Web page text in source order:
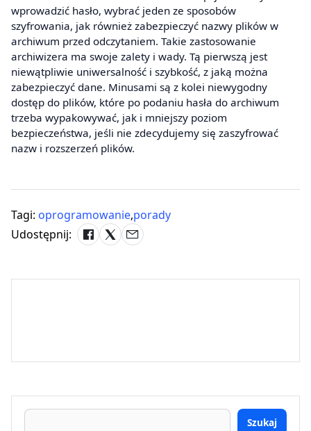
wprowadzić hasło, wybrać jeden ze sposobów
szyfrowania, jak również zabezpieczyć nazwy plików w
archiwum przed odczytaniem. Takie zastosowanie
archiwizera ma swoje zalety i wady. Tą pierwszą jest
niewątpliwie uniwersalność i szybkość, z jaką można
zabezpieczyć dane. Minusami są z kolei niewygodny
dostęp do plików, które po podaniu hasła do archiwum
trzeba wypakowywać, jak i mniejszy poziom
bezpieczeństwa, jeśli nie zdecydujemy się zaszyfrować
nazw i rozszerzeń plików.
Tagi: oprogramowanie,porady
Udostępnij:
Szukaj